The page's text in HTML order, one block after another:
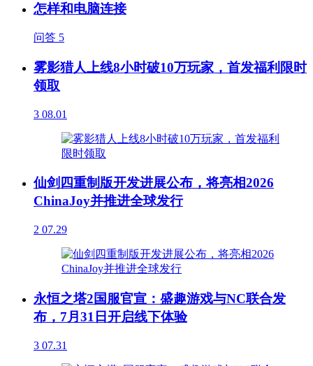
怎样和电脑连接
问答 5
雾影猎人上线8小时破10万玩家，首发福利限时
领取
3 08.01
仙剑四重制版开发进展公布，将亮相2026
ChinaJoy并推进全球发行
2 07.29
永恒之塔2国服官宣：盛趣游戏与NC联合发
布，7月31日开启线下体验
3 07.31